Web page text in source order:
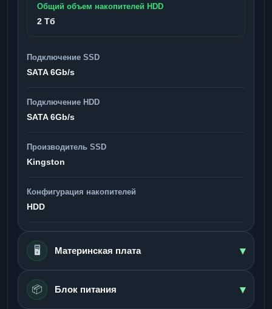
Общий объем накопителей HDD
2 Тб
Подключение SSD
SATA 6Gb/s
Подключение HDD
SATA 6Gb/s
Производитель SSD
Kingston
Конфигурация накопителей
HDD
🖥️ Материнская плата ▾
📦 Блок питания ▾